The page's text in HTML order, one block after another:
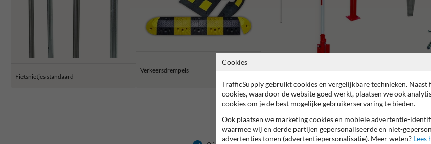
Fietsnietjes standaard
Verkeersdrempels
Cookies
TrafficSupply gebruikt cookies en vergelijkbare technieken. Naast
cookies, waardoor de website goed werkt, plaatsen we ook
cookies om je de best mogelijke gebruikerservaring te bieden.
Ook plaatsen we marketing cookies en mobiele advertentie-
waarmee wij en derde partijen gepersonaliseerde en niet-
advertenties tonen (advertentiepersonalisatie). Meer weten? Lees